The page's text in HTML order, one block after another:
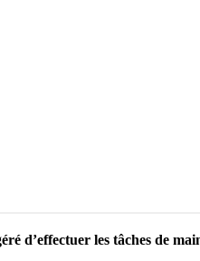
d’effectuer les tâches de